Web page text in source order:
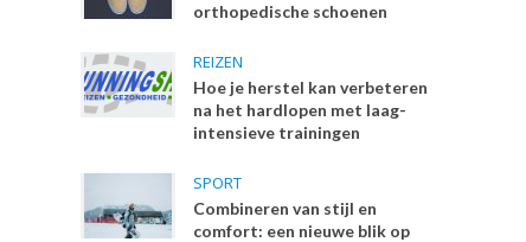
orthopedische schoenen
REIZEN
Hoe je herstel kan verbeteren
na het hardlopen met laag-
intensieve trainingen
SPORT
Combineren van stijl en
comfort: een nieuwe blik op